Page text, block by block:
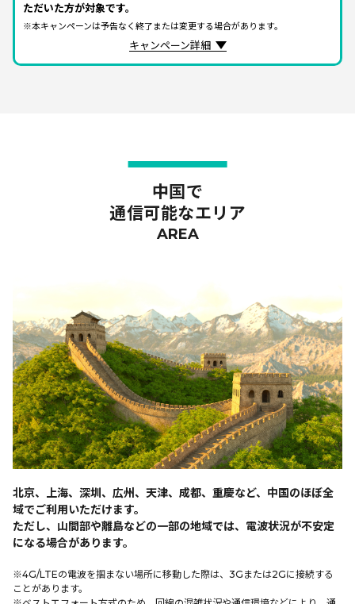
ただいた方が対象です。
※本キャンペーンは予告なく終了または変更する場合があります。
キャンペーン詳細
中国で
通信可能なエリア
AREA
北京、上海、深圳、広州、天津、成都、重慶など、中国のほぼ全
域でご利用いただけます。
ただし、山間部や離島などの一部の地域では、電波状況が不安定
になる場合があります。
※4G/LTEの電波を掴まない場所に移動した際は、3Gまたは2Gに接続する
ことがあります。